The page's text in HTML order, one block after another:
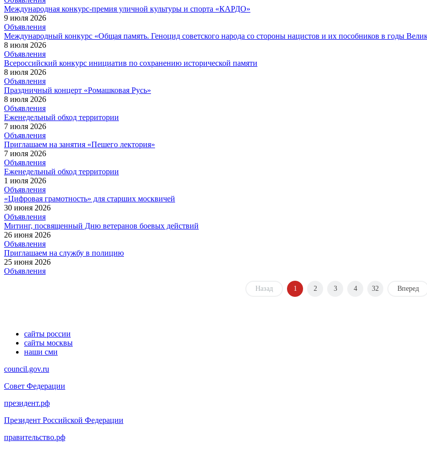
Международная конкурс-премия уличной культуры и спорта «КАРДО»
9 июля 2026
Объявления
Международный конкурс «Общая память. Геноцид советского народа со стороны нацистов и их пособников в годы
8 июля 2026
Объявления
Всероссийский конкурс инициатив по сохранению исторической памяти
8 июля 2026
Объявления
Праздничный концерт «Ромашковая Русь»
8 июля 2026
Объявления
Еженедельный обход территории
7 июля 2026
Объявления
Приглашаем на занятия «Пешего лектория»
7 июля 2026
Объявления
Еженедельный обход территории
1 июля 2026
Объявления
«Цифровая грамотность» для старших москвичей
30 июня 2026
Объявления
Митинг, посвященный Дню ветеранов боевых действий
26 июня 2026
Объявления
Приглашаем на службу в полицию
25 июня 2026
Объявления
Назад 1 2 3 4 32 Вперед
сайты россии
сайты москвы
наши сми
council.gov.ru
Совет Федерации
президент.рф
Президент Российской Федерации
правительство.рф